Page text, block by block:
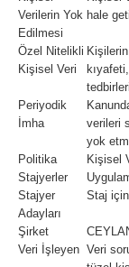
Verilerin Yok
Edilmesi
hale
Özel Nitelikli
Kişisel Veri
Periyodik
İmha
verileri
yok
Politika
Kişisel
Stajyerler
Stajyer
Adayları
Staj
Şirket
Veri İşleyen Veri